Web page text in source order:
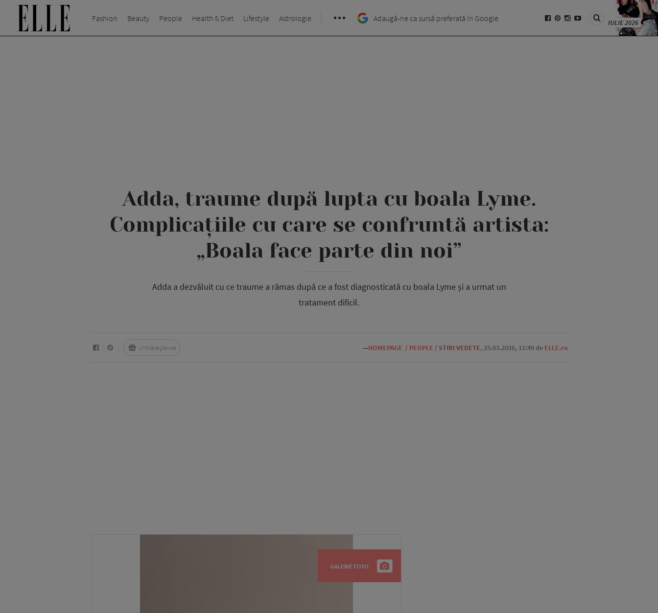
Fashion Beauty People Health & Diet Lifestyle Astrologie Adaugă-ne ca sursă preferată în Google IULIE 2026
Adda, traume după lupta cu boala Lyme.
Complicațiile cu care se confruntă artista:
„Boala face parte din noi”
Adda a dezvăluit cu ce traume a rămas după ce a fost diagnosticată cu boala Lyme și a urmat un
tratament dificil.
—HOMEPAGE / PEOPLE / STIRI VEDETE, 25.03.2026, 11:40 de ELLE.ro
Urmărește-ne